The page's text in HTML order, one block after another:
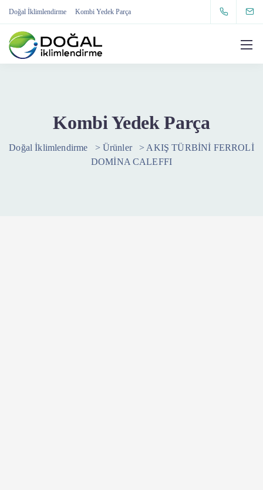
Doğal İklimlendirme Kombi Yedek Parça
Kombi Yedek Parça
Doğal İklimlendirme > Ürünler > AKIŞ TÜRBİNİ FERROLİ
DOMİNA CALEFFI